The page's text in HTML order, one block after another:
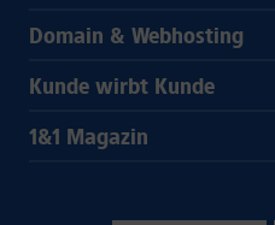
Domain & Webhosting
Kunde wirbt Kunde
1&1 Magazin